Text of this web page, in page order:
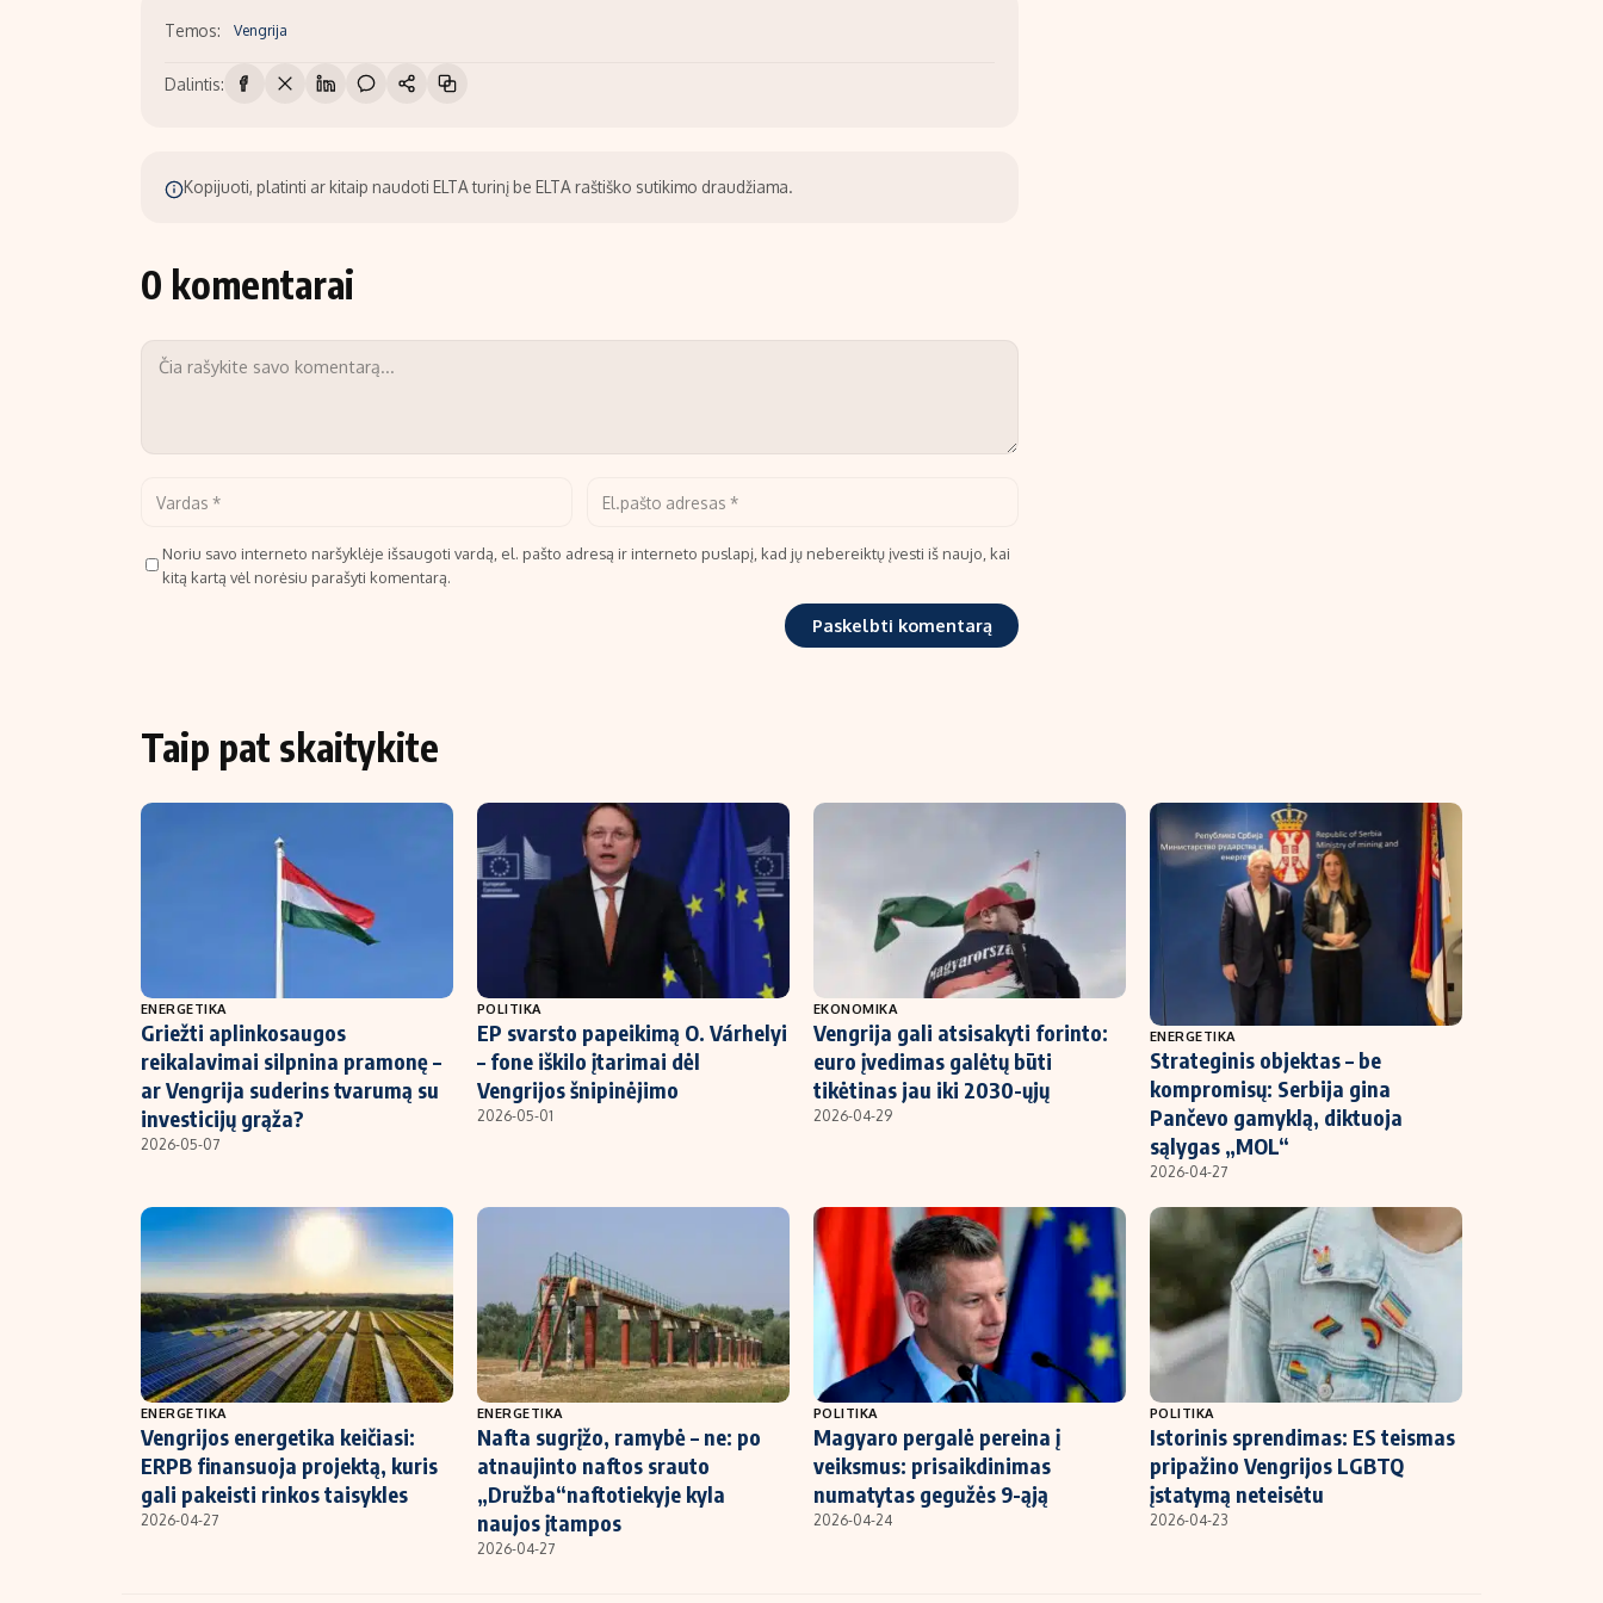
Temos: Vengrija
Dalintis:
Kopijuoti, platinti ar kitaip naudoti ELTA turinį be ELTA raštiško sutikimo draudžiama.
0 komentarai
Noriu savo interneto naršyklėje išsaugoti vardą, el. pašto adresą ir interneto puslapį, kad jų nebereiktų įvesti iš naujo, kai
kitą kartą vėl norėsiu parašyti komentarą.
Taip pat skaitykite
ENERGETIKA
Griežti aplinkosaugos
reikalavimai silpnina pramonę –
ar Vengrija suderins tvarumą su
investicijų grąža?
2026-05-07
POLITIKA
EP svarsto papeikimą O. Várhelyi
– fone iškilo įtarimai dėl
Vengrijos šnipinėjimo
2026-05-01
EKONOMIKA
Vengrija gali atsisakyti forinto:
euro įvedimas galėtų būti
tikėtinas jau iki 2030-ųjų
2026-04-29
ENERGETIKA
Strateginis objektas – be
kompromisų: Serbija gina
Pančevo gamyklą, diktuoja
sąlygas „MOL“
2026-04-27
ENERGETIKA
Vengrijos energetika keičiasi:
ERPB finansuoja projektą, kuris
gali pakeisti rinkos taisykles
2026-04-27
ENERGETIKA
Nafta sugrįžo, ramybė – ne: po
atnaujinto naftos srauto
„Družba“naftotiekyje kyla
naujos įtampos
2026-04-27
POLITIKA
Magyaro pergalė pereina į
veiksmus: prisaikdinimas
numatytas gegužės 9-ąją
2026-04-24
POLITIKA
Istorinis sprendimas: ES teismas
pripažino Vengrijos LGBTQ
įstatymą neteisėtu
2026-04-23